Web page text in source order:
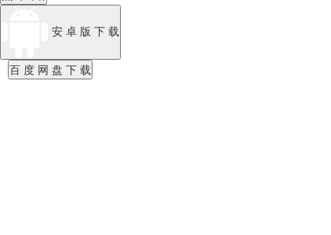
安 卓 版 下 载
百 度 网 盘 下 载